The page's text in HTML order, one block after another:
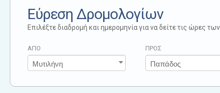
Εύρεση Δρομολογίων
Επιλέξτε διαδρομή και ημερομηνία για να δείτε τις ώρες
ΑΠΟ ΠΡΟΣ